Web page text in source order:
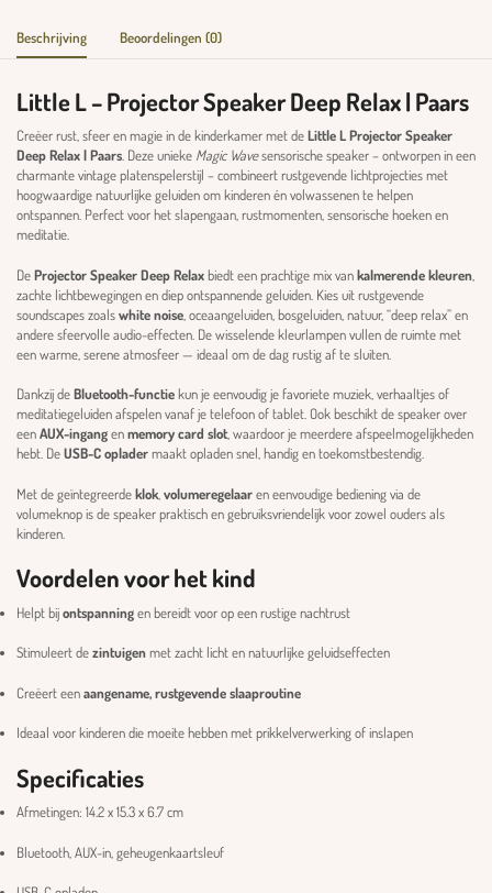
Beschrijving Beoordelingen (0)
Little L – Projector Speaker Deep Relax | Paars
Creëer rust, sfeer en magie in de kinderkamer met deLittle L Projector Speaker
Deep Relax | Paars . Deze unieke Magic Wavesensorische speaker – ontworpen in een
charmante vintage platenspelerstijl – combineert rustgevende lichtprojecties met
hoogwaardige natuurlijke geluiden om kinderen én volwassenen te helpen
ontspannen. Perfect voor het slapengaan, rustmomenten, sensorische hoeken en
meditatie.
DeProjector Speaker Deep Relaxbiedt een prachtige mix vankalmerende kleuren
zachte lichtbewegingen en diep ontspannende geluiden. Kies uit rustgevende
soundscapes zoalswhite noise , oceaangeluiden, bosgeluiden, natuur, “deep relax” en
andere sfeervolle audio-effecten. De wisselende kleurlampen vullen de ruimte met
een warme, serene atmosfeer — ideaal om de dag rustig af te sluiten.
Dankzij deBluetooth-functiekun je eenvoudig je favoriete muziek, verhaaltjes of
meditatiegeluiden afspelen vanaf je telefoon of tablet. Ook beschikt de speaker over
eenAUX-ingangenmemory card slot, waardoor je meerdere afspeelmogelijkheden
hebt. DeUSB-C opladermaakt opladen snel, handig en toekomstbestendig.
Met de geïntegreerdeklok volumeregelaaren eenvoudige bediening via de
volumeknop is de speaker praktisch en gebruiksvriendelijk voor zowel ouders als
kinderen.
Voordelen voor het kind
Helpt bijontspanningen bereidt voor op een rustige nachtrust
Stimuleert dezintuigenmet zacht licht en natuurlijke geluidseffecten
Creëert eenaangename, rustgevende slaaproutine
Ideaal voor kinderen die moeite hebben met prikkelverwerking of inslapen
Specificaties
Afmetingen: 14.2 x 15.3 x 6.7 cm
Bluetooth, AUX-in, geheugenkaartsleuf